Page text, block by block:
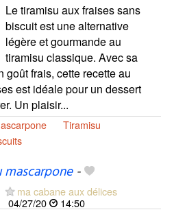
Le tiramisu aux fraises sans
biscuit est une alternative
légère et gourmande au
tiramisu classique. Avec sa
goût frais, cette recette au
est idéale pour un dessert
Un plaisir...
Tiramisu
mascarpone-
ma cabane aux délices
04/27/20
14:50